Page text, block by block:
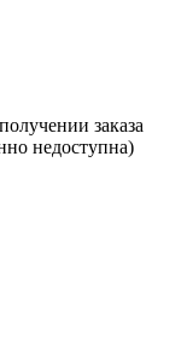
заказа
недоступна)